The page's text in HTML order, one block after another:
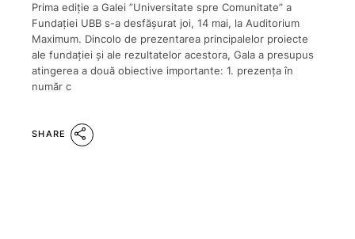
Prima ediție a Galei ”Universitate spre Comunitate” a
Fundației UBB s-a desfășurat joi, 14 mai, la Auditorium
Maximum. Dincolo de prezentarea principalelor proiecte
ale fundației și ale rezultatelor acestora, Gala a presupus
atingerea a două obiective importante: 1. prezența în
număr c
SHARE